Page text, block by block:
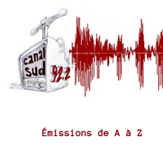
Émissions de A à Z